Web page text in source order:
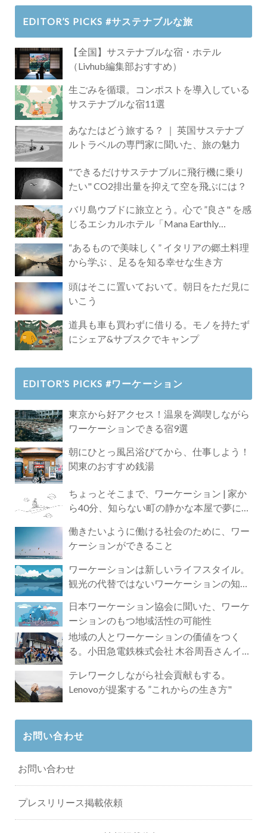
EDITOR’S PICKS #サステナブルな旅
【全国】サステナブルな宿・ホテル
（Livhub編集部おすすめ）
生ごみを循環。コンポストを導入している
サステナブルな宿11選
あなたはどう旅する？ ｜ 英国サステナブ
ルトラベルの専門家に聞いた、旅の魅力
"できるだけサステナブルに飛行機に乗り
たい" CO2排出量を抑えて空を飛ぶには？
バリ島ウブドに旅立とう。心で ”良さ" を感
じるエシカルホテル「Mana Earthly
“あるもので美味しく” イタリアの郷土料理
から学ぶ 、足るを知る幸せな生き方
頭はそこに置いておいて。朝日をただ見に
いこう
道具も車も買わずに借りる。モノを持たず
にシェア&サブスクでキャンプ
EDITOR’S PICKS #ワーケーション
東京から好アクセス！温泉を満喫しながら
ワーケーションできる宿9選
朝にひとっ風呂浴びてから、仕事しよう！
関東のおすすめ銭湯
ちょっとそこまで、ワーケーション | 家か
ら40分、知らない町の静かな本屋で夢に近
働きたいように働ける社会のために、ワー
ケーションができること
ワーケーションは新しいライフスタイル。
観光の代替ではないワーケーションの知ら
日本ワーケーション協会に聞いた、ワーケ
ーションのもつ地域活性の可能性
地域の人とワーケーションの価値をつく
る。小田急電鉄株式会社 木谷周吾さんイン
テレワークしながら社会貢献もする。
Lenovoが提案する ”これからの生き方"
お問い合わせ
お問い合わせ
プレスリリース掲載依頼